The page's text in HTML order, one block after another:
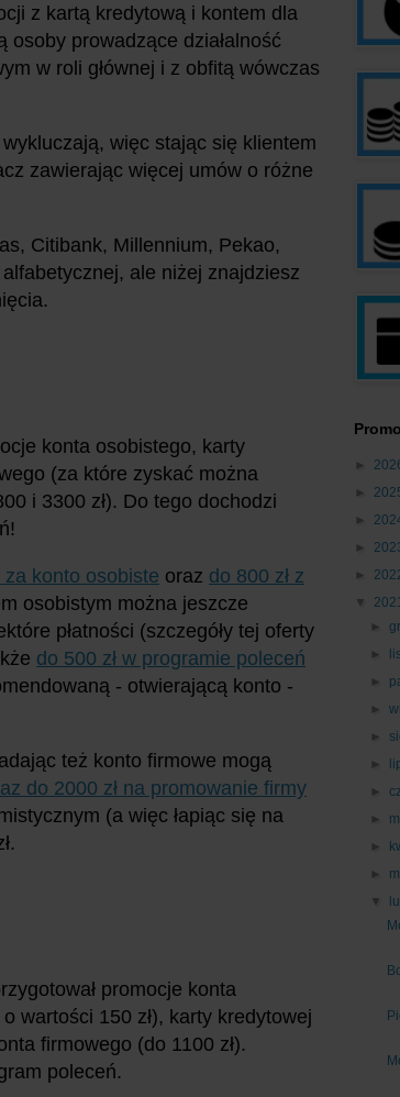
z kartą kredytową i kontem dla
prowadzące działalność
w roli głównej i z obfitą wówczas
więc stając się klientem
zawierając więcej umów o różne
Citibank, Millennium, Pekao,
ale niżej znajdziesz
konta osobistego, karty
(za które zyskać można
i 3300 zł). Do tego dochodzi
za konto osobiste oraz do 800 zł z
osobistym można jeszcze
płatności (szczegóły tej oferty
do 500 zł w programie poleceń
- otwierającą konto -
też konto firmowe mogą
do 2000 zł na promowanie firmy
(a więc łapiąc się na
promocje konta
wartości 150 zł), karty kredytowej
firmowego (do 1100 zł).
poleceń.
►
►
►
►
►
▼
►
►
►
►
►
►
►
►
►
►
▼